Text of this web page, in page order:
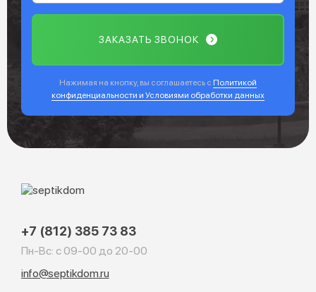
ЗАКАЗАТЬ ЗВОНОК
Нажимая на кнопку, вы соглашаетесь с Политикой
конфиденциальности и Условиями обработки данных
+7 (812) 385 73 83
Пн-Вс: с 09-00 до 20-00
info@septikdom.ru